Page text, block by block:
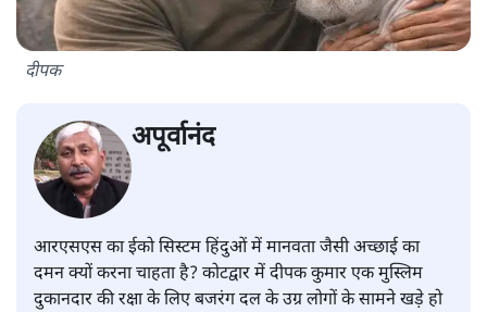
दीपक
अपूर्वानंद
आरएसएस का ईको सिस्टम हिंदुओं में मानवता जैसी अच्छाई का
दमन क्यों करना चाहता है? कोटद्वार में दीपक कुमार एक मुस्लिम
दुकानदार की रक्षा के लिए बजरंग दल के उग्र लोगों के सामने खड़े हो